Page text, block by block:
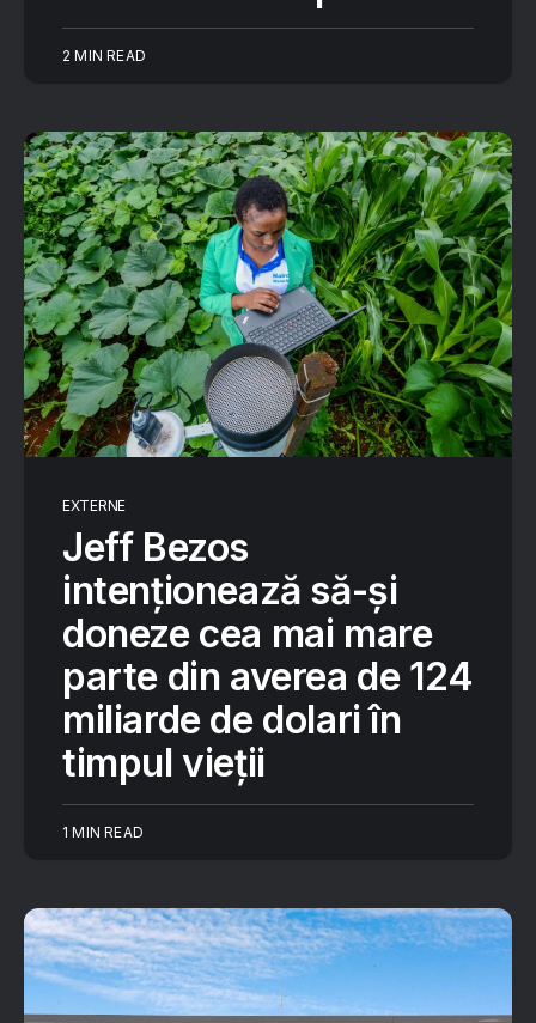
2 MIN READ
EXTERNE
Jeff Bezos
intenționează să-și
doneze cea mai mare
parte din averea de 124
miliarde de dolari în
timpul vieții
1 MIN READ